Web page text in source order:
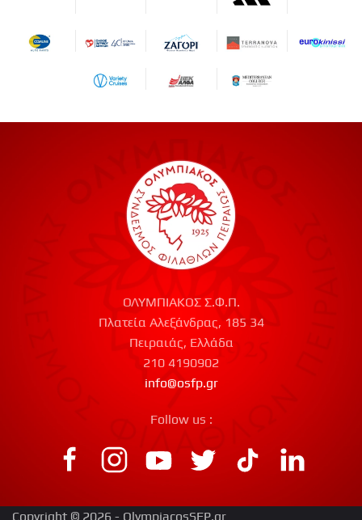
ΟΛΥΜΠΙΑΚΟΣ Σ.Φ.Π.
Πλατεία Αλεξάνδρας, 185 34
Πειραιάς, Ελλάδα
210 4190902
info@osfp.gr
Follow us :
Copyright © 2026 - OlympiacosSFP.gr